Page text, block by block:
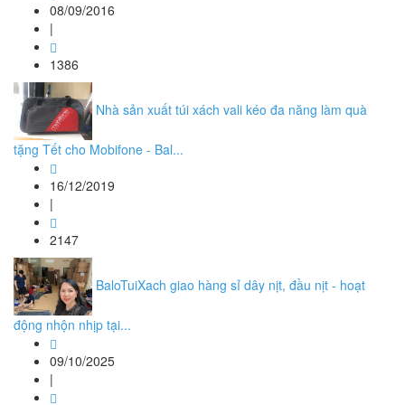
08/09/2016
|
1386
Nhà sản xuất túi xách vali kéo đa năng làm quà
tặng Tết cho Mobifone - Bal...
16/12/2019
|
2147
BaloTuiXach giao hàng sỉ dây nịt, đầu nịt - hoạt
động nhộn nhịp tại...
09/10/2025
|